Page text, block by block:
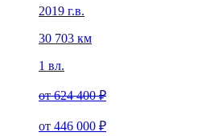
2019 г.в.
30 703 км
1 вл.
от624 400 ₽
от 446 000 ₽